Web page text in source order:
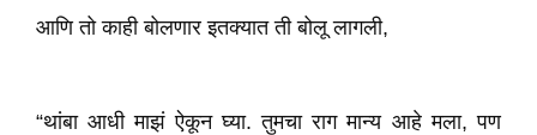
आणि तो काही बोलणार इतक्यात ती बोलू लागली,
“थांबा आधी माझं ऐकून घ्या. तुमचा राग मान्य आहे मला, पण